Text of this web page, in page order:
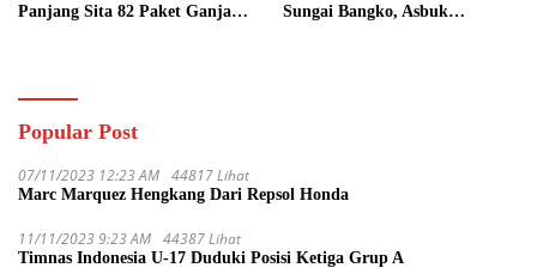
Panjang Sita 82 Paket Ganja
Sungai Bangko, Asbuk
Popular Post
07/11/2023 12:23 AM 44817 Lihat
Marc Marquez Hengkang Dari Repsol Honda
11/11/2023 9:23 AM 44387 Lihat
Timnas Indonesia U-17 Duduki Posisi Ketiga Grup A